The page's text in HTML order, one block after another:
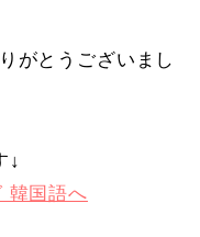
がとうございまし
↓